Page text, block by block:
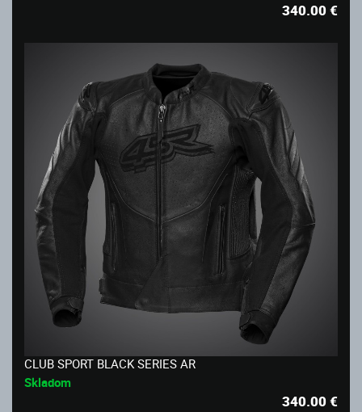
340.00€
CLUB SPORT BLACK SERIES AR
Skladom
340.00€